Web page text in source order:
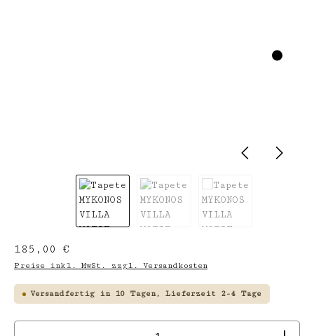
Regulärer Preis:
185,00 €
Preise inkl. MwSt. zzgl. Versandkosten
Versandfertig in 10 Tagen, Lieferzeit 2-4 Tage
Produkt Anzahl: Gib den gewünschten